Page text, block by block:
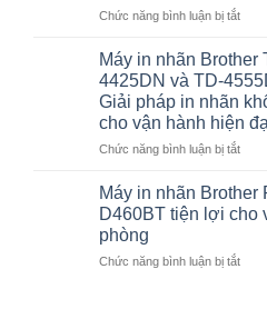
lỗi
Cách
chọn
máy
in
nhãn
cho
Chức năng bình luận bị tắtở
giải
pháp
in
nhãn
cho
Máy in nhãn Brother
4425DN và TD-
Giải pháp in nhãn
cho vận hành hiện
Chức năng bình luận bị tắtở
nhãn
Máy in nhãn Brother
D460BT tiện lợi cho
phòng
Chức năng bình luận bị tắtở